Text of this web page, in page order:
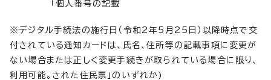
「個人番号の記載
※デジタル手続法の施行日（令和2年5月25日）以降時点で交
付されている通知カードは、氏名、住所等の記載事項に変更が
ない場合または正しく変更手続きが取られている場合に限り、
利用可能。された住民票」のいずれか)